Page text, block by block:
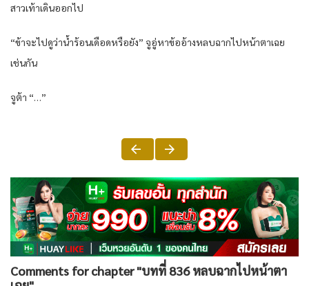
สาวเท้าเดินออกไป
“ข้าจะไปดูว่าน้ำร้อนเดือดหรือยัง” จูอู่หาข้ออ้างหลบฉากไปหน้าตาเฉย
เช่นกัน
จูต้า “…”
Comments for chapter "บทที่ 836 หลบฉากไปหน้าตา